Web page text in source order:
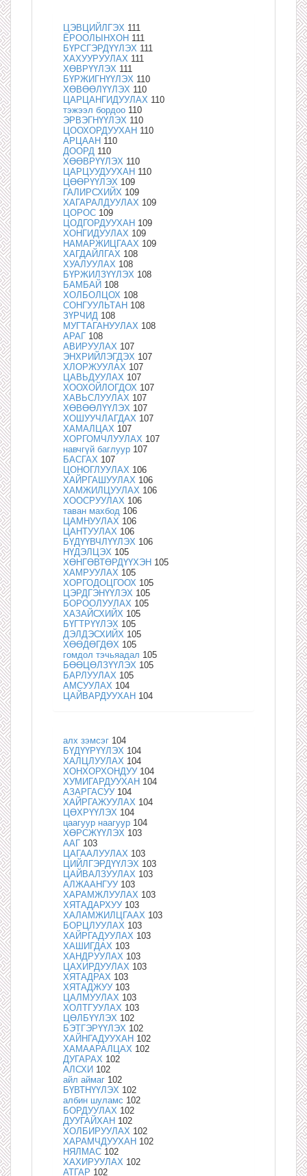
ЦЭВЦИЙЛГЭХ 111
ЁРООЛЫНХОН 111
БҮРСГЭРДҮҮЛЭХ 111
ХАХУУРУУЛАХ 111
ХӨВРҮҮЛЭХ 111
БҮРЖИГНҮҮЛЭХ 110
ХӨВӨӨЛҮҮЛЭХ 110
ЦАРЦАНГИДУУЛАХ 110
тэжээл бордоо 110
ЭРВЭГНҮҮЛЭХ 110
ЦООХОРДУУХАН 110
АРЦААН 110
ДООРД 110
ХӨӨВРҮҮЛЭХ 110
ЦАРЦУУДУУХАН 110
ЦӨӨРҮҮЛЭХ 109
ГАЛИРСХИЙХ 109
ХАГАРАЛДУУЛАХ 109
ЦОРОС 109
ЦОДГОРДУУХАН 109
ХОНГИДУУЛАХ 109
НАМАРЖИЦГААХ 109
ХАГДАЙЛГАХ 108
ХУАЛУУЛАХ 108
БҮРЖИЛЗҮҮЛЭХ 108
БАМБАЙ 108
ХОЛБОЛЦОХ 108
СОНГУУЛЬТАН 108
ЗҮРЧИД 108
МУГТАГАНУУЛАХ 108
АРАГ 108
АВИРУУЛАХ 107
ЭНХРИЙЛЭГДЭХ 107
ХЛОРЖУУЛАХ 107
ЦАВЬДУУЛАХ 107
ХООХОЙЛОГДОХ 107
ХАВЬСЛУУЛАХ 107
ХӨВӨӨЛҮҮЛЭХ 107
ХОШУУЧЛАГДАХ 107
ХАМАЛЦАХ 107
ХОРГОМЧЛУУЛАХ 107
навчгүй баглуур 107
БАСГАХ 107
ЦОНОГЛУУЛАХ 106
ХАЙРГАШУУЛАХ 106
ХАМЖИЛЦУУЛАХ 106
ХООСРУУЛАХ 106
таван махбод 106
ЦАМНУУЛАХ 106
ЦАНТУУЛАХ 106
БҮДҮҮВЧЛҮҮЛЭХ 106
НҮДЭЛЦЭХ 105
ХӨНГӨВТӨРДҮҮХЭН 105
ХАМРУУЛАХ 105
ХОРГОДОЦГООХ 105
ЦЭРДГЭНҮҮЛЭХ 105
БОРООЛУУЛАХ 105
ХАЗАЙСХИЙХ 105
БҮГТРҮҮЛЭХ 105
ДЭЛДЭСХИЙХ 105
ХӨӨДӨГДӨХ 105
гомдол тэчьяадал 105
БӨӨЦӨЛЗҮҮЛЭХ 105
БАРЛУУЛАХ 105
АМСУУЛАХ 104
ЦАЙВАРДУУХАН 104
алх зэмсэг 104
БҮДҮҮРҮҮЛЭХ 104
ХАЛЦЛУУЛАХ 104
ХОНХОРХОНДУУ 104
ХУМИГАРДУУХАН 104
АЗАРГАСУУ 104
ХАЙРГАЖУУЛАХ 104
ЦӨХРҮҮЛЭХ 104
цаагуур наагуур 104
ХӨРСЖҮҮЛЭХ 103
ААГ 103
ЦАГААЛУУЛАХ 103
ЦИЙЛГЭРДҮҮЛЭХ 103
ЦАЙВАЛЗУУЛАХ 103
АЛЖААНГУУ 103
ХАРАМЖЛУУЛАХ 103
ХЯТАДАРХУУ 103
ХАЛАМЖИЛЦГААХ 103
БОРЦЛУУЛАХ 103
ХАЙРГАДУУЛАХ 103
ХАШИГДАХ 103
ХАНДРУУЛАХ 103
ЦАХИРДУУЛАХ 103
ХЯТАДРАХ 103
ХЯТАДЖУУ 103
ЦАЛМУУЛАХ 103
ХОЛТГУУЛАХ 103
ЦӨЛБҮҮЛЭХ 102
БЭТГЭРҮҮЛЭХ 102
ХАЙНГАДУУХАН 102
ХАМААРАЛЦАХ 102
ДУГАРАХ 102
АЛСХИ 102
айл аймаг 102
БҮВТНҮҮЛЭХ 102
албин шуламс 102
БОРДУУЛАХ 102
ДУУГАЙХАН 102
ХОЛБИРУУЛАХ 102
ХАРАМЧДУУХАН 102
НЯЛМАС 102
ХАХИРУУЛАХ 102
АТГАР 102